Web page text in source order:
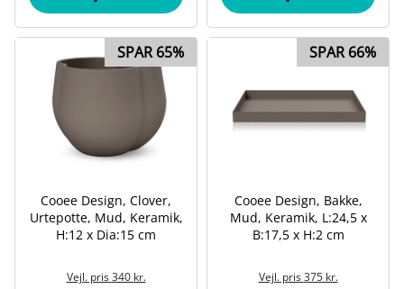
SPAR 65%
Cooee Design, Clover,
Urtepotte, Mud, Keramik,
H:12 x Dia:15 cm
Vejl. pris340 kr.
SPAR 66%
Cooee Design, Bakke,
Mud, Keramik, L:24,5 x
B:17,5 x H:2 cm
Vejl. pris375 kr.